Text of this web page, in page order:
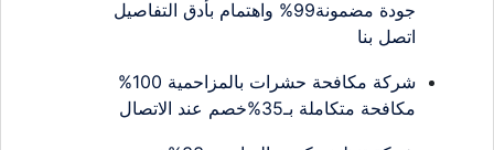
جودة مضمونة99% واهتمام بأدق التفاصيل
اتصل بنا
شركة مكافحة حشرات بالمزاحمية 100%
مكافحة متكاملة بـ35%خصم عند الاتصال